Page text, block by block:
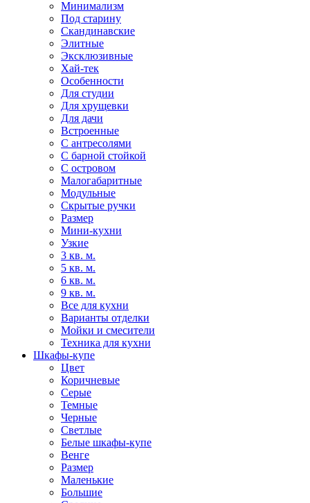
Минимализм
Под старину
Скандинавские
Элитные
Эксклюзивные
Хай-тек
Особенности
Для студии
Для хрущевки
Для дачи
Встроенные
С антресолями
С барной стойкой
С островом
Малогабаритные
Модульные
Скрытые ручки
Размер
Мини-кухни
Узкие
3 кв. м.
5 кв. м.
6 кв. м.
9 кв. м.
Все для кухни
Варианты отделки
Мойки и смесители
Техника для кухни
Шкафы-купе
Цвет
Коричневые
Серые
Темные
Черные
Светлые
Белые шкафы-купе
Венге
Размер
Маленькие
Большие